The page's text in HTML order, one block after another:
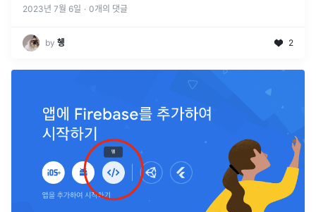
통한 제공연...
2023년 7월 6일 · 0개의 댓글
by 혱 2